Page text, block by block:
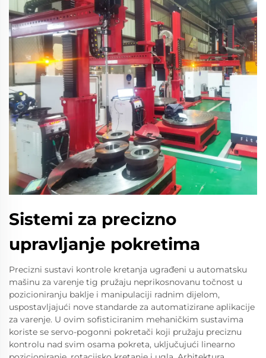
Sistemi za precizno
upravljanje pokretima
Precizni sustavi kontrole kretanja ugrađeni u automatsku
mašinu za varenje tig pružaju neprikosnovanu točnost u
pozicioniranju baklje i manipulaciji radnim dijelom,
uspostavljajući nove standarde za automatizirane aplikacije
za varenje. U ovim sofisticiranim mehaničkim sustavima
koriste se servo-pogonni pokretači koji pružaju preciznu
kontrolu nad svim osama pokreta, uključujući linearno